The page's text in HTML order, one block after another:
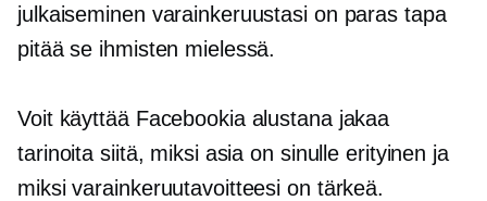
julkaiseminen varainkeruustasi on paras tapa
pitää se ihmisten mielessä.
Voit käyttää Facebookia alustana jakaa
tarinoita siitä, miksi asia on sinulle erityinen ja
miksi varainkeruutavoitteesi on tärkeä.